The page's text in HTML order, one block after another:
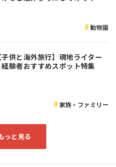
動物園
子供と海外旅行】現地ライター
経験者おすすめスポット特集
家族・ファミリー
っと見る